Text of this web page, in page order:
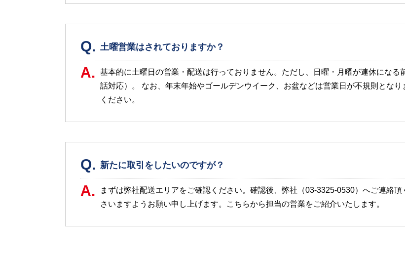
Q. 土曜営業はされておりますか？
A.
基本的に土曜日の営業・配送は行っておりません。ただし、日曜・月曜が連休にな
話対応）。 なお、年末年始やゴールデンウイーク、お盆などは営業日が不規則とな
ください。
Q. 新たに取引をしたいのですが？
A.
まずは弊社配送エリアをご確認ください。確認後、弊社（03-3325-0530）へご連絡
さいますようお願い申し上げます。こちらから担当の営業をご紹介いたします。